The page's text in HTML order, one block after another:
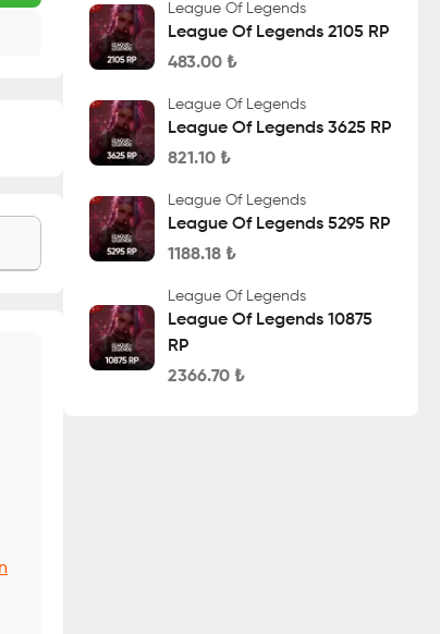
League Of Legends
League Of Legends 2105 RP
483.00 ₺
League Of Legends
League Of Legends 3625 RP
821.10 ₺
League Of Legends
League Of Legends 5295 RP
1188.18 ₺
League Of Legends
League Of Legends 10875
RP
2366.70 ₺